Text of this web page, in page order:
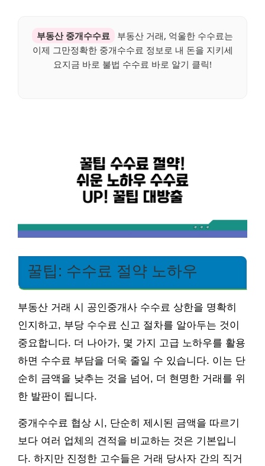
부동산 중개수수료
부동산 거래, 억울한 수수료는
이제 그만정확한 중개수수료 정보로 내 돈을 지키세
요지금 바로 불법 수수료 바로 알기 클릭!
꿀팁: 수수료 절약 노하우
부동산 거래 시 공인중개사 수수료 상한을 명확히
인지하고, 부당 수수료 신고 절차를 알아두는 것이
중요합니다. 더 나아가, 몇 가지 고급 노하우를 활용
하면 수수료 부담을 더욱 줄일 수 있습니다. 이는 단
순히 금액을 낮추는 것을 넘어, 더 현명한 거래를 위
한 발판이 됩니다.
중개수수료 협상 시, 단순히 제시된 금액을 따르기
보다 여러 업체의 견적을 비교하는 것은 기본입니
다. 하지만 진정한 고수들은 거래 당사자 간의 직거